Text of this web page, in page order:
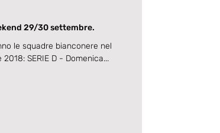
29/30 settembre.
le squadre bianconere nel
SERIE D - Domenica...